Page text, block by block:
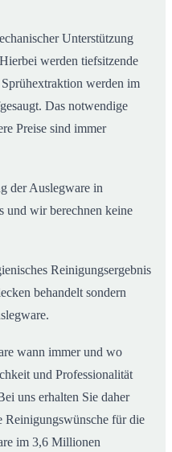
Unterstützung
werden tiefsitzende
werden im
Das notwendige
Preise sind immer
der Auslegware in
und wir berechnen keine
Reinigungsergebnis
behandelt sondern
wann immer und wo
und Professionalität
uns erhalten Sie daher
für die
im 3,6 Millionen